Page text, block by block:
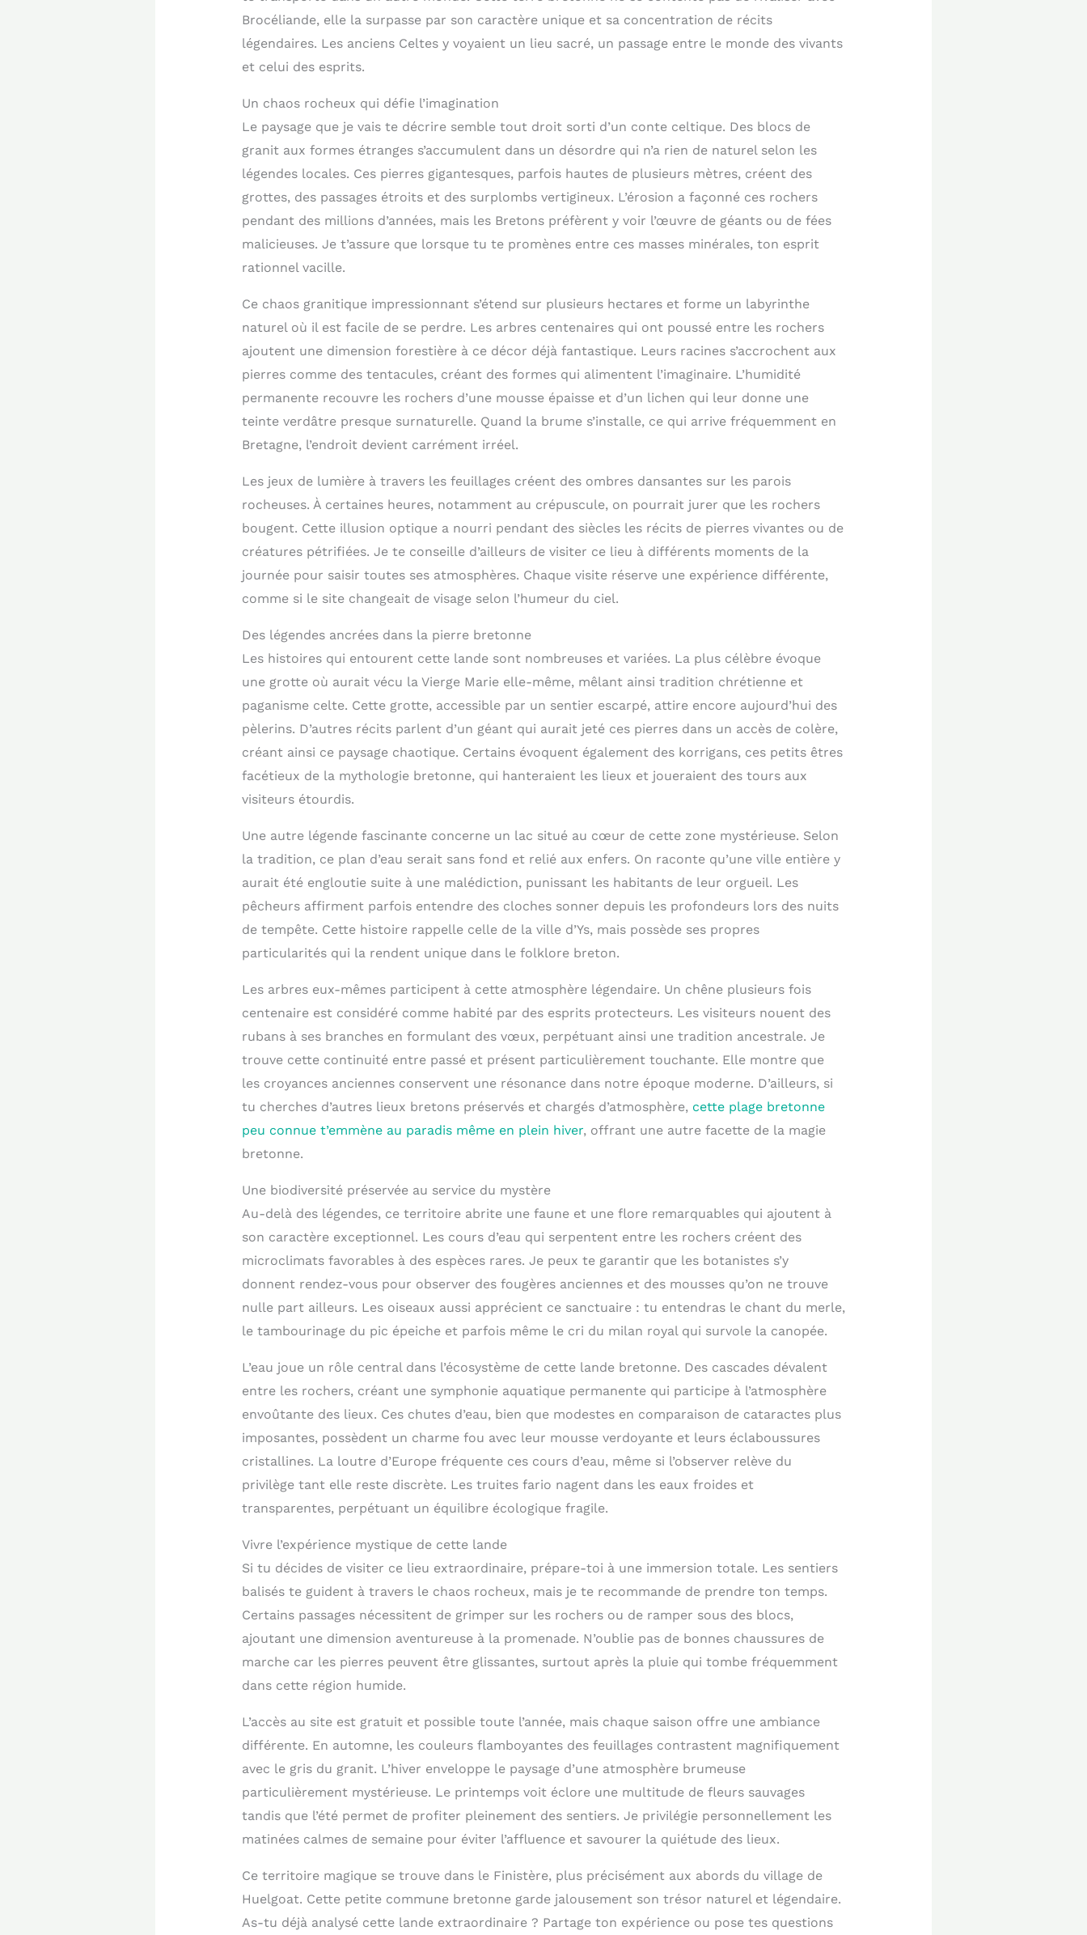
Brocéliande, elle la surpasse par son caractère unique et sa concentration de récits
légendaires. Les anciens Celtes y voyaient un lieu sacré, un passage entre le monde des vivants
et celui des esprits.
Un chaos rocheux qui défie l’imagination
Le paysage que je vais te décrire semble tout droit sorti d’un conte celtique. Des blocs de
granit aux formes étranges s’accumulent dans un désordre qui n’a rien de naturel selon les
légendes locales. Ces pierres gigantesques, parfois hautes de plusieurs mètres, créent des
grottes, des passages étroits et des surplombs vertigineux. L’érosion a façonné ces rochers
pendant des millions d’années, mais les Bretons préfèrent y voir l’œuvre de géants ou de fées
malicieuses. Je t’assure que lorsque tu te promènes entre ces masses minérales, ton esprit
rationnel vacille.
Ce chaos granitique impressionnant s’étend sur plusieurs hectares et forme un labyrinthe
naturel où il est facile de se perdre. Les arbres centenaires qui ont poussé entre les rochers
ajoutent une dimension forestière à ce décor déjà fantastique. Leurs racines s’accrochent aux
pierres comme des tentacules, créant des formes qui alimentent l’imaginaire. L’humidité
permanente recouvre les rochers d’une mousse épaisse et d’un lichen qui leur donne une
teinte verdâtre presque surnaturelle. Quand la brume s’installe, ce qui arrive fréquemment en
Bretagne, l’endroit devient carrément irréel.
Les jeux de lumière à travers les feuillages créent des ombres dansantes sur les parois
rocheuses. À certaines heures, notamment au crépuscule, on pourrait jurer que les rochers
bougent. Cette illusion optique a nourri pendant des siècles les récits de pierres vivantes ou de
créatures pétrifiées. Je te conseille d’ailleurs de visiter ce lieu à différents moments de la
journée pour saisir toutes ses atmosphères. Chaque visite réserve une expérience différente,
comme si le site changeait de visage selon l’humeur du ciel.
Des légendes ancrées dans la pierre bretonne
Les histoires qui entourent cette lande sont nombreuses et variées. La plus célèbre évoque
une grotte où aurait vécu la Vierge Marie elle-même, mêlant ainsi tradition chrétienne et
paganisme celte. Cette grotte, accessible par un sentier escarpé, attire encore aujourd’hui des
pèlerins. D’autres récits parlent d’un géant qui aurait jeté ces pierres dans un accès de colère,
créant ainsi ce paysage chaotique. Certains évoquent également des korrigans, ces petits êtres
facétieux de la mythologie bretonne, qui hanteraient les lieux et joueraient des tours aux
visiteurs étourdis.
Une autre légende fascinante concerne un lac situé au cœur de cette zone mystérieuse. Selon
la tradition, ce plan d’eau serait sans fond et relié aux enfers. On raconte qu’une ville entière y
aurait été engloutie suite à une malédiction, punissant les habitants de leur orgueil. Les
pêcheurs affirment parfois entendre des cloches sonner depuis les profondeurs lors des nuits
de tempête. Cette histoire rappelle celle de la ville d’Ys, mais possède ses propres
particularités qui la rendent unique dans le folklore breton.
Les arbres eux-mêmes participent à cette atmosphère légendaire. Un chêne plusieurs fois
centenaire est considéré comme habité par des esprits protecteurs. Les visiteurs nouent des
rubans à ses branches en formulant des vœux, perpétuant ainsi une tradition ancestrale. Je
trouve cette continuité entre passé et présent particulièrement touchante. Elle montre que
les croyances anciennes conservent une résonance dans notre époque moderne. D’ailleurs, si
tu cherches d’autres lieux bretons préservés et chargés d’atmosphère, cette plage bretonne
peu connue t’emmène au paradis même en plein hiver, offrant une autre facette de la magie
bretonne.
Une biodiversité préservée au service du mystère
Au-delà des légendes, ce territoire abrite une faune et une flore remarquables qui ajoutent à
son caractère exceptionnel. Les cours d’eau qui serpentent entre les rochers créent des
microclimats favorables à des espèces rares. Je peux te garantir que les botanistes s’y
donnent rendez-vous pour observer des fougères anciennes et des mousses qu’on ne trouve
nulle part ailleurs. Les oiseaux aussi apprécient ce sanctuaire : tu entendras le chant du merle,
le tambourinage du pic épeiche et parfois même le cri du milan royal qui survole la canopée.
L’eau joue un rôle central dans l’écosystème de cette lande bretonne. Des cascades dévalent
entre les rochers, créant une symphonie aquatique permanente qui participe à l’atmosphère
envoûtante des lieux. Ces chutes d’eau, bien que modestes en comparaison de cataractes plus
imposantes, possèdent un charme fou avec leur mousse verdoyante et leurs éclaboussures
cristallines. La loutre d’Europe fréquente ces cours d’eau, même si l’observer relève du
privilège tant elle reste discrète. Les truites fario nagent dans les eaux froides et
transparentes, perpétuant un équilibre écologique fragile.
Vivre l’expérience mystique de cette lande
Si tu décides de visiter ce lieu extraordinaire, prépare-toi à une immersion totale. Les sentiers
balisés te guident à travers le chaos rocheux, mais je te recommande de prendre ton temps.
Certains passages nécessitent de grimper sur les rochers ou de ramper sous des blocs,
ajoutant une dimension aventureuse à la promenade. N’oublie pas de bonnes chaussures de
marche car les pierres peuvent être glissantes, surtout après la pluie qui tombe fréquemment
dans cette région humide.
L’accès au site est gratuit et possible toute l’année, mais chaque saison offre une ambiance
différente. En automne, les couleurs flamboyantes des feuillages contrastent magnifiquement
avec le gris du granit. L’hiver enveloppe le paysage d’une atmosphère brumeuse
particulièrement mystérieuse. Le printemps voit éclore une multitude de fleurs sauvages
tandis que l’été permet de profiter pleinement des sentiers. Je privilégie personnellement les
matinées calmes de semaine pour éviter l’affluence et savourer la quiétude des lieux.
Ce territoire magique se trouve dans le Finistère, plus précisément aux abords du village de
Huelgoat. Cette petite commune bretonne garde jalousement son trésor naturel et légendaire.
As-tu déjà analysé cette lande extraordinaire ? Partage ton expérience ou pose tes questions